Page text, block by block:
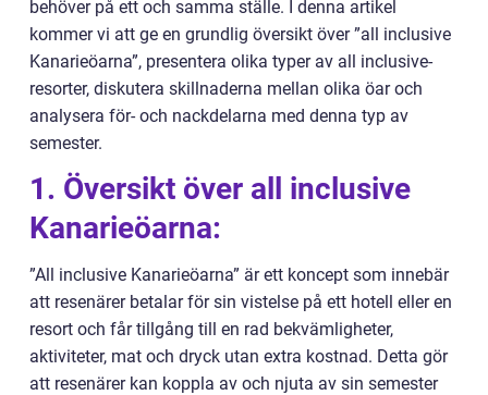
behöver på ett och samma ställe. I denna artikel
kommer vi att ge en grundlig översikt över ”all inclusive
Kanarieöarna”, presentera olika typer av all inclusive-
resorter, diskutera skillnaderna mellan olika öar och
analysera för- och nackdelarna med denna typ av
semester.
1. Översikt över all inclusive
Kanarieöarna:
”All inclusive Kanarieöarna” är ett koncept som innebär
att resenärer betalar för sin vistelse på ett hotell eller en
resort och får tillgång till en rad bekvämligheter,
aktiviteter, mat och dryck utan extra kostnad. Detta gör
att resenärer kan koppla av och njuta av sin semester